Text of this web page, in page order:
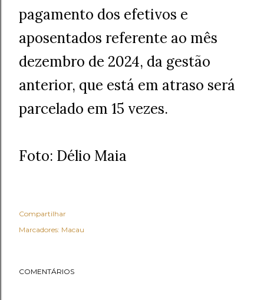
pagamento dos efetivos e
aposentados referente ao mês
dezembro de 2024, da gestão
anterior, que está em atraso será
parcelado em 15 vezes.
Foto: Délio Maia
Compartilhar
Marcadores: Macau
COMENTÁRIOS